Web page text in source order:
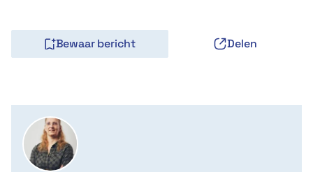
Bewaar bericht Delen